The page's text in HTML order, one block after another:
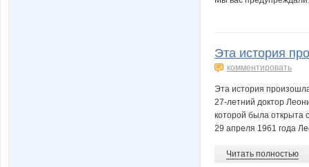
Эта история
комментировать
Эта история
27-летний доктор
которой была открыта
29 апреля 1961 года
Читать полностью